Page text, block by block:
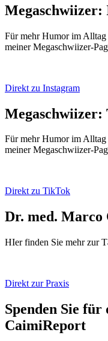
Megaschwiizer:
Für mehr Humor im
meiner Megaschwiizer-
Direkt zu Instagram
Megaschwiizer:
Für mehr Humor im
meiner Megaschwiizer-
Direkt zu TikTok
Dr. med. Marco
HIer finden Sie mehr zur
Direkt zur Praxis
Spenden Sie
CaimiReport